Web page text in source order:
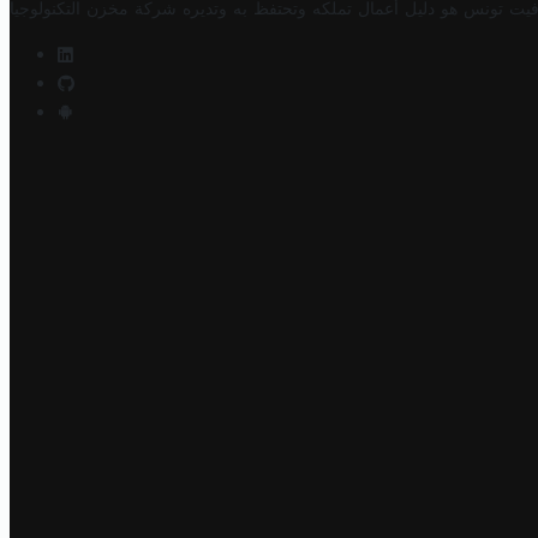
تونس هو دليل أعمال تملكه وتحتفظ به وتديره شركة مخزن التكنولوجيا